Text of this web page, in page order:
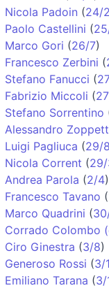
Nicola Padoin (24/2
Paolo Castellini (
Marco Gori (26/7)
Francesco Zerbini (
Stefano Fanucci (
Fabrizio Miccoli (
Stefano Sorrentino
Alessandro
Luigi Pagliuca (29/8
Nicola Corrent (
Andrea Parola (2/4)
Francesco Tavano (
Marco Quadrini (
Corrado Colombo
Ciro Ginestra (3/8)
Generoso Rossi (3/1
Emiliano Tarana (3/